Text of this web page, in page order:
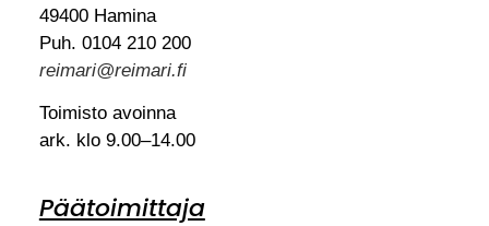
49400 Hamina
Puh. 0104 210 200
reimari@reimari.fi
Toimisto avoinna
ark. klo 9.00–14.00
Päätoimittaja